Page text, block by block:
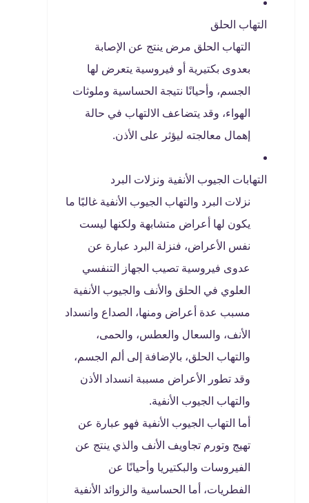
التهاب الحلق
التهاب الحلق مرض ينتج عن الإصابة
بعدوى بكتيرية أو فيروسية يتعرض لها
الجسم، وأحيانًا نتيجة الحساسية وملوثات
الهواء، وقد يتضاعف الالتهاب في حالة
إهمال معالجته ليؤثر على الأذن.
التهابات الجيوب الأنفية ونزلات البرد
نزلات البرد والتهاب الجيوب الأنفية غالبًا ما
يكون لها أعراض متشابهة ولكنها ليست
نفس الأعراض، فنزلة البرد عبارة عن
عدوى فيروسية تصيب الجهاز التنفسي
العلوي في الحلق والأنف والجيوب الأنفية
مسبب عدة أعراض ومنها، الصداع وانسداد
الأنف، والسعال والعطس، والحمى،
والتهاب الحلق، بالإضافة إلى ألم الجسم،
وقد تطور الأعراض مسببة انسداد الأذن
والتهاب الجيوب الأنفية.
أما التهاب الجيوب الأنفية فهو عبارة عن
تهيج وتورم تجاويف الأنف والذي ينتج عن
الفيروسات والبكتيريا وأحيانًا عن
الفطريات، أما الحساسية والزوائد الأنفية